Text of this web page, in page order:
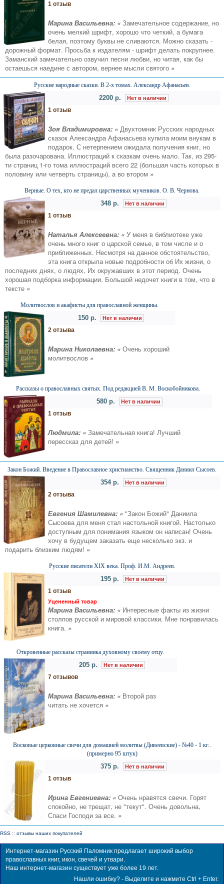
1 отзыв
Марина Васильевна: « Замечательное содержание, но
очень мелкий шрифт, хорошо что четкий, а бумага
белая, поэтому буквы не сливаются. Можно сказать -
дорожный формат. Просьба к издателям - шрифт делать покрупнее.
Заманский замечательно озвучил песни любви, но читая, как бы
остаешься наедине с автором, вернее мысли святого »
Русские народные сказки. В 2-х томах. Александр Афанасьев.
2200 р. Нет в наличии
1 отзыв
Зоя Владимировна: « Двухтомник Русских народных
сказок Александра Афанасьева купила моим внукам в
подарок. С нетерпением ожидала получения книг, но
была разочарована. Иллюстраций к сказкам очень мало. Так, из 295-
ти страниц 1-го тома иллюстраций всего 22 (большая часть которых в
половину или четверть страницы), а во втором »
Верные. О тех, кто не предал царственных мучеников. О. В. Чернова.
348 р. Нет в наличии
1 отзыв
Наталья Алексеевна: « У меня в библиотеке уже
очень много книг о царской семье, в том числе и о
приближенных. Несмотря на данное обстоятельство,
эта книга открыла новые подробности об Их жизни, о
последних днях, о людях, Их окружавших в этот период. Очень
хорошая подборка информации. Большой недочет книги в том, что в
тексте »
Молитвослов и акафисты для православной женщины.
150 р. Нет в наличии
2 отзыва
Марина Николаевна: « Очень хороший
молитвослов »
Рассказы о православных святых. Под редакцией В. М. Воскобойникова.
580 р. Нет в наличии
1 отзыв
Людмила: « Замечательная книга! Лучший
перессказ для детей! »
Закон Божий. Введение в Православное христианство. Священник Даниил Сысоев.
354 р. Нет в наличии
2 отзыва
Евгения Шамилевна: « "Закон Божий" Даниила
Сысоева для меня стал настольной книгой. Настолько
доступным для понимания языком он написан! Очень
хочу в будущем заказать еще несколько экз. и
подарить близким людям! »
Русские писатели ХIХ века. Проф. И.М. Андреев.
195 р. Нет в наличии
1 отзыв
Уцененный товар
Марина Васильевна: « Интересные факты из жизни
столпов русской и мировой классики. Мне понравилась
книга. »
Откровенные рассказы странника духовному своему отцу.
205 р. Нет в наличии
7 отзывов
Марина Васильевна: « Второй раз
читать не хочется »
Восковые церковные свечи для домашней молитвы (Дивеевские) - №40 - 1 кг..
(примерно 95 штук)
375 р. Нет в наличии
1 отзыв
Ирина Евгениевна: « Очень нравятся свечи. Горят
спокойно, не трещат, не "текут". Очень довольна,
Спаси Господи за все. »
RSS :: отзывы наших покупателей
Интернет-магазин Русский Паломник предлагает широкий выбор
православных книг, икон, свечей и утвари.
Наш интернет-магазин существует уже более 19 лет.
Нашли ошибку? - Выделите и нажмите Ctrl + Enter.